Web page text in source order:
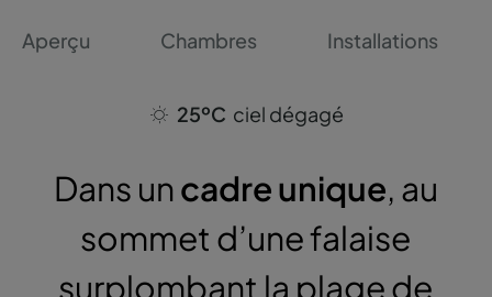
Aperçu Chambres Installations
25ºC ciel dégagé
Dans uncadre unique, au
sommet d’une falaise
surplombant la plage de